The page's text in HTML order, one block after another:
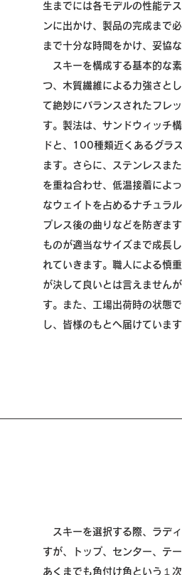
生までには各モデルの性能テ
ンに出かけ、製品の完成まで
まで十分な時間をかけ、妥協
スキーを構成する基本的な
つ、木質繊維による力強さと
て絶妙にバランスされたフレ
す。製法は、サンドウィッチ
ドと、100種類近くあるグラ
ます。さらに、ステンレスま
を重ね合わせ、低温接着によ
なウェイトを占めるナチュラ
プレス後の曲りなどを防ぎま
ものが適当なサイズまで成長
れていきます。職人による慎
が決して良いとは言えません
す。また、工場出荷時の状態
し、皆様のもとへ届けています
スキーを選択する際、ラデ
すが、トップ、センター、テ
あくまでも角付け角という１